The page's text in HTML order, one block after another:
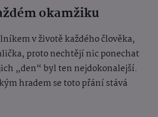
okamžiku
v životě každého člověka,
proto nechtějí nic ponechat
„den“ byl ten nejdokonalejší.
hradem se toto přání stává